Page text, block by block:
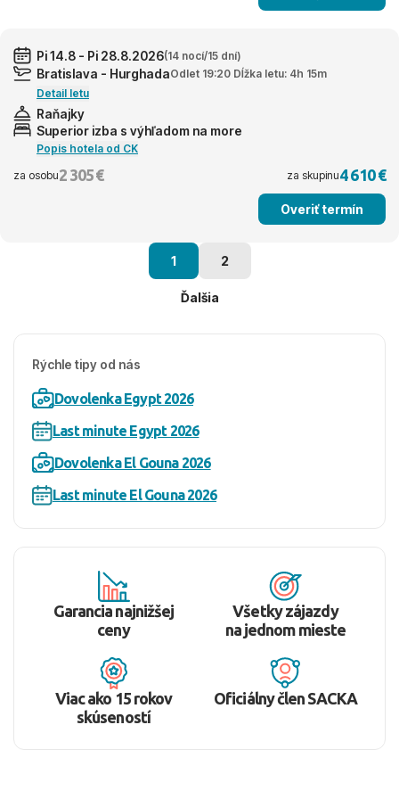
Pi 14.8 - Pi 28.8.2026(14 nocí/15 dní)
Bratislava - HurghadaOdlet 19:20 Dĺžka letu: 4h 15m
Detail letu
Raňajky
Superior izba s výhľadom na more
Popis hotela od CK
za osobu2 305 € za skupinu4 610 €
Overiť termín
1 2
Ďalšia
Rýchle tipy od nás
Dovolenka Egypt 2026
Last minute Egypt 2026
Dovolenka El Gouna 2026
Last minute El Gouna 2026
Garancia najnižšej
ceny
Všetky zájazdy
na jednom mieste
Viac ako 15 rokov
skúseností
Oficiálny člen SACKA